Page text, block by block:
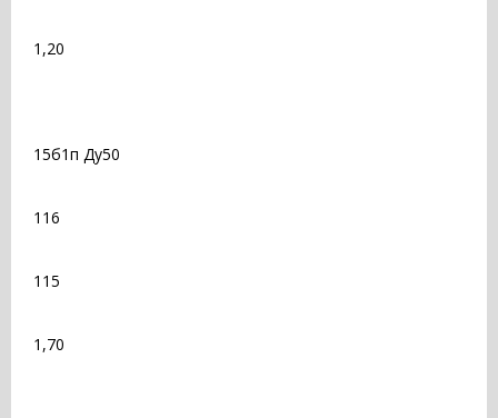
1,20
15б1п Ду50
116
115
1,70